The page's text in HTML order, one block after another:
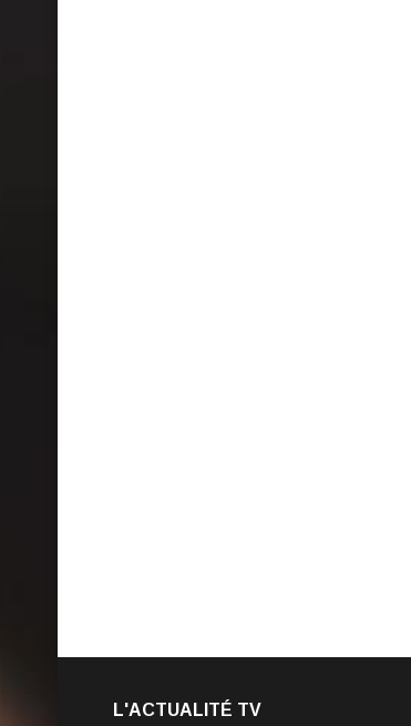
L'ACTUALITÉ TV